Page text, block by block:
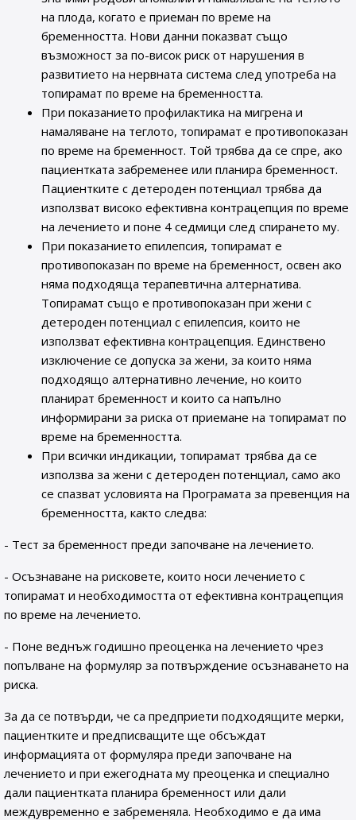
на плода, когато е приеман по време на
бременността. Нови данни показват също
възможност за по-висок риск от нарушения в
развитието на нервната система след употреба на
топирамат по време на бременността.
При показанието профилактика на мигрена и
намаляване на теглото, топирамат е противопоказан
по време на бременност. Той трябва да се спре, ако
пациентката забременее или планира бременност.
Пациентките с детероден потенциал трябва да
използват високо ефективна контрацепция по време
на лечението и поне 4 седмици след спирането му.
При показанието епилепсия, топирамат е
противопоказан по време на бременност, освен ако
няма подходяща терапевтична алтернатива.
Топирамат също е противопоказан при жени с
детероден потенциал с епилепсия, които не
използват ефективна контрацепция. Единствено
изключение се допуска за жени, за които няма
подходящо алтернативно лечение, но които
планират бременност и които са напълно
информирани за риска от приемане на топирамат по
време на бременността.
При всички индикации, топирамат трябва да се
използва за жени с детероден потенциал, само ако
се спазват условията на Програмата за превенция на
бременността, както следва:
- Тест за бременност преди започване на лечението.
- Осъзнаване на рисковете, които носи лечението с
топирамат и необходимостта от ефективна контрацепция
по време на лечението.
- Поне веднъж годишно преоценка на лечението чрез
попълване на формуляр за потвърждение осъзнаването на
риска.
За да се потвърди, че са предприети подходящите мерки,
пациентките и предписващите ще обсъждат
информацията от формуляра преди започване на
лечението и при ежегодната му преоценка и специално
дали пациентката планира бременност или дали
междувременно е забременяла. Необходимо е да има